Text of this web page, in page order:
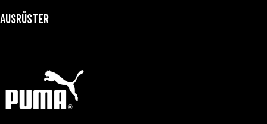
AUSRÜSTER